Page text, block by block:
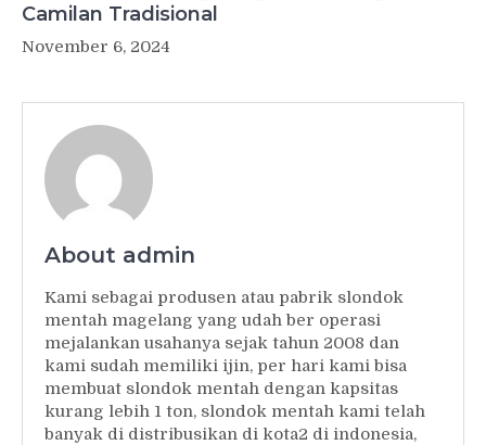
Camilan Tradisional
November 6, 2024
About admin
Kami sebagai produsen atau pabrik slondok
mentah magelang yang udah ber operasi
mejalankan usahanya sejak tahun 2008 dan
kami sudah memiliki ijin, per hari kami bisa
membuat slondok mentah dengan kapsitas
kurang lebih 1 ton, slondok mentah kami telah
banyak di distribusikan di kota2 di indonesia,